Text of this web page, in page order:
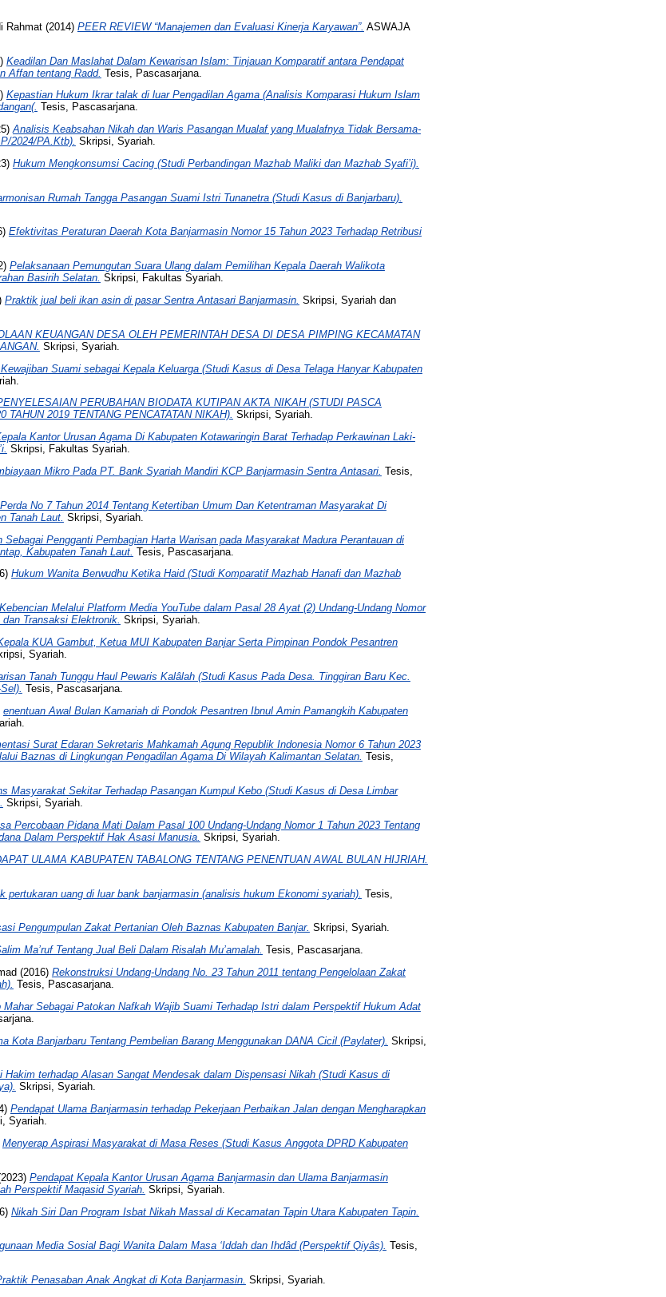
Rahmat(2014) PEER REVIEW “Manajemen dan Evaluasi Kinerja Karyawan”. ASWAJA
Keadilan Dan Maslahat Dalam Kewarisan Islam: Tinjauan Komparatif antara Pendapat
Affan tentang Radd. Tesis, Pascasarjana.
Kepastian Hukum Ikrar talak di luar Pengadilan Agama (Analisis Komparasi Hukum Islam
Tesis, Pascasarjana.
Analisis Keabsahan Nikah dan Waris Pasangan Mualaf yang Mualafnya Tidak Bersama-
2024/PA.Ktb). Skripsi, Syariah.
Hukum Mengkonsumsi Cacing (Studi Perbandingan Mazhab Maliki dan Mazhab Syafi’i).
Rumah Tangga Pasangan Suami Istri Tunanetra (Studi Kasus di Banjarbaru).
Efektivitas Peraturan Daerah Kota Banjarmasin Nomor 15 Tahun 2023 Terhadap Retribusi
Pelaksanaan Pemungutan Suara Ulang dalam Pemilihan Kepala Daerah Walikota
Basirih Selatan. Skripsi, Fakultas Syariah.
Praktik jual beli ikan asin di pasar Sentra Antasari Banjarmasin. Skripsi, Syariah dan
KEUANGAN DESA OLEH PEMERINTAH DESA DI DESA PIMPING KECAMATAN
Skripsi, Syariah.
Suami sebagai Kepala Keluarga (Studi Kasus di Desa Telaga Hanyar Kabupaten
PERUBAHAN BIODATA KUTIPAN AKTA NIKAH (STUDI PASCA
TAHUN 2019 TENTANG PENCATATAN NIKAH). Skripsi, Syariah.
Kantor Urusan Agama Di Kabupaten Kotawaringin Barat Terhadap Perkawinan Laki-
Skripsi, Fakultas Syariah.
Mikro Pada PT. Bank Syariah Mandiri KCP Banjarmasin Sentra Antasari. Tesis,
No 7 Tahun 2014 Tentang Ketertiban Umum Dan Ketentraman Masyarakat Di
Tanah Laut. Skripsi, Syariah.
Sebagai Pengganti Pembagian Harta Warisan pada Masyarakat Madura Perantauan di
Kabupaten Tanah Laut. Tesis, Pascasarjana.
Hukum Wanita Berwudhu Ketika Haid (Studi Komparatif Mazhab Hanafi dan Mazhab
Melalui Platform Media YouTube dalam Pasal 28 Ayat (2) Undang-Undang Nomor
Transaksi Elektronik. Skripsi, Syariah.
KUA Gambut, Ketua MUI Kabupaten Banjar Serta Pimpinan Pondok Pesantren
Syariah.
Tanah Tunggu Haul Pewaris Kalâlah (Studi Kasus Pada Desa. Tinggiran Baru Kec.
Tesis, Pascasarjana.
enentuan Awal Bulan Kamariah di Pondok Pesantren Ibnul Amin Pamangkih Kabupaten
Surat Edaran Sekretaris Mahkamah Agung Republik Indonesia Nomor 6 Tahun 2023
Baznas di Lingkungan Pengadilan Agama Di Wilayah Kalimantan Selatan. Tesis,
Masyarakat Sekitar Terhadap Pasangan Kumpul Kebo (Studi Kasus di Desa Limbar
Skripsi, Syariah.
Percobaan Pidana Mati Dalam Pasal 100 Undang-Undang Nomor 1 Tahun 2023 Tentang
Dalam Perspektif Hak Asasi Manusia. Skripsi, Syariah.
ULAMA KABUPATEN TABALONG TENTANG PENENTUAN AWAL BULAN HIJRIAH.
pertukaran uang di luar bank banjarmasin (analisis hukum Ekonomi syariah). Tesis,
Pengumpulan Zakat Pertanian Oleh Baznas Kabupaten Banjar. Skripsi, Syariah.
Ma’ruf Tentang Jual Beli Dalam Risalah Mu’amalah. Tesis, Pascasarjana.
(2016) Rekonstruksi Undang-Undang No. 23 Tahun 2011 tentang Pengelolaan Zakat
Tesis, Pascasarjana.
Mahar Sebagai Patokan Nafkah Wajib Suami Terhadap Istri dalam Perspektif Hukum Adat
Kota Banjarbaru Tentang Pembelian Barang Menggunakan DANA Cicil (Paylater). Skripsi,
Hakim terhadap Alasan Sangat Mendesak dalam Dispensasi Nikah (Studi Kasus di
Skripsi, Syariah.
Pendapat Ulama Banjarmasin terhadap Pekerjaan Perbaikan Jalan dengan Mengharapkan
Syariah.
Menyerap Aspirasi Masyarakat di Masa Reses (Studi Kasus Anggota DPRD Kabupaten
Pendapat Kepala Kantor Urusan Agama Banjarmasin dan Ulama Banjarmasin
Perspektif Maqasid Syariah. Skripsi, Syariah.
Nikah Siri Dan Program Isbat Nikah Massal di Kecamatan Tapin Utara Kabupaten Tapin.
Media Sosial Bagi Wanita Dalam Masa ‘Iddah dan Ihdâd (Perspektif Qiyâs). Tesis,
Penasaban Anak Angkat di Kota Banjarmasin. Skripsi, Syariah.